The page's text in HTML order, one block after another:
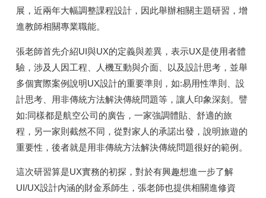
展，近兩年大幅調整課程設計，因此舉辦相關主題研習，增
進教師相關專業職能。
張老師首先介紹UI與UX的定義與差異，表示UX是使用者體
驗，涉及人因工程、人機互動與介面、以及設計思考，並舉
多個實際案例說明UX設計的重要準則，如:易用性準則、設
計思考、用非傳統方法解決傳統問題等，讓人印象深刻。譬
如:同樣都是航空公司的廣告，一家強調體貼、舒適的旅
程，另一家則截然不同，從對家人的承諾出發，說明旅遊的
重要性，後者就是用非傳統方法解決傳統問題很好的範例。
這次研習算是UX實務的初探，對於有興趣想進一步了解
UI/UX設計內涵的財金系師生，張老師也提供相關進修資